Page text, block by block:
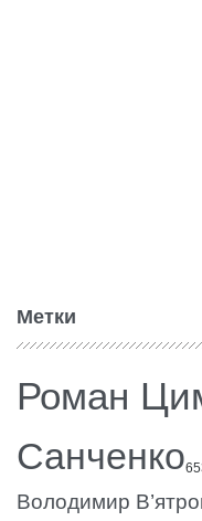
Метки
Роман
Санченко
Володимир